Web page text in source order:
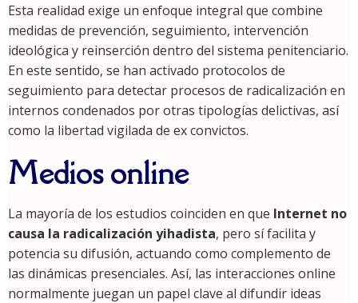
Esta realidad exige un enfoque integral que combine
medidas de prevención, seguimiento, intervención
ideológica y reinserción dentro del sistema penitenciario.
En este sentido, se han activado protocolos de
seguimiento para detectar procesos de radicalización en
internos condenados por otras tipologías delictivas, así
como la libertad vigilada de ex convictos.
Medios online
La mayoría de los estudios coinciden en que Internet no
causa la radicalización yihadista, pero sí facilita y
potencia su difusión, actuando como complemento de
las dinámicas presenciales. Así, las interacciones online
normalmente juegan un papel clave al difundir ideas